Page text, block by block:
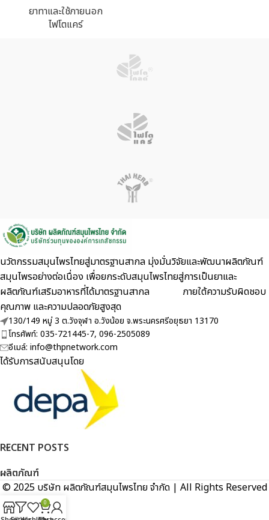
ยาทาและใช้ภายนอก
ไฟโตแคร์
นวัตกรรมสมุนไพรไทยสู่มาตรฐานสากล มุ่งมั่นวิจัยและพัฒนาผลิตภัณฑ์
สมุนไพรอย่างต่อเนื่อง เพื่อยกระดับสมุนไพรไทยสู่การเป็นยาและ
ผลิตภัณฑ์เสริมอาหารที่ได้มาตรฐานสากล ภายใต้ความรับผิดชอบ
คุณภาพ และความปลอดภัยสูงสุด
130/149 หมู่ 3 ต.วังจุฬา อ.วังน้อย จ.พระนครศรีอยุธยา 13170
โทรศัพท์: 035-721445-7, 096-2505089
อีเมล์: info@thpnetwork.com
ได้รับการสนับสนุนโดย
RECENT POSTS
ผลิตภัณฑ์
© 2025 บริษัท ผลิตภัณฑ์สมุนไพรไทย จำกัด | All Rights Reserved
0